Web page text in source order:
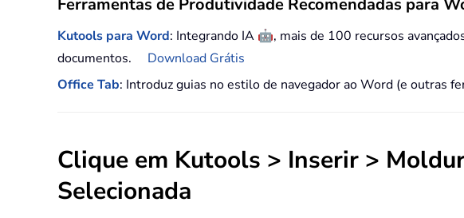
Ferramentas de Produtividade Recomendadas para
Kutools para Word: Integrando IA 🤖, mais de 100 recursos
documentos.
Download Grátis
Office Tab: Introduz guias no estilo de navegador ao Word (e outras
Clique em Kutools > Inserir >
Selecionada